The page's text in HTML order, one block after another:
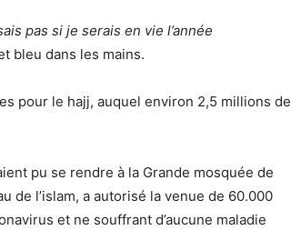
pas si je serais en vie l’année
bleu dans les mains.
pour le hajj, auquel environ 2,5 millions de
pu se rendre à la Grande mosquée de
de l’islam, a autorisé la venue de 60.000
et ne souffrant d’aucune maladie